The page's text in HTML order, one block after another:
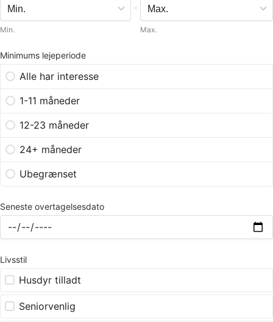
Min.
-
Max.
Minimums lejeperiode
Alle har interesse
1-11 måneder
12-23 måneder
24+ måneder
Ubegrænset
Seneste overtagelsesdato
Livsstil
Husdyr tilladt
Seniorvenlig